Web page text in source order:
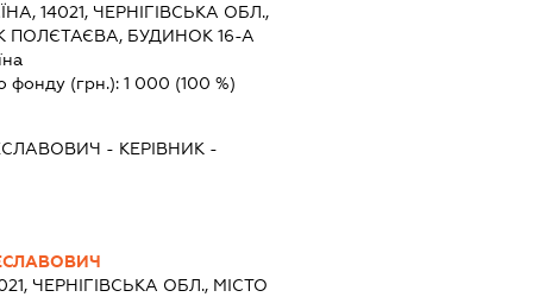
14021, ЧЕРНІГІВСЬКА ОБЛ.,
ПОЛЄТАЄВА, БУДИНОК 16-А
фонду (грн.): 1 000 (100 %)
- КЕРІВНИК -
ЧЕРНІГІВСЬКА ОБЛ., МІСТО